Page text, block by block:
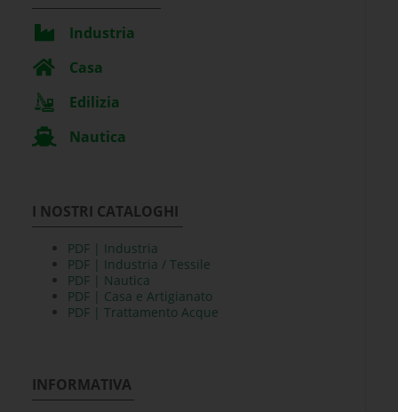
Industria
Casa
Edilizia
Nautica
I NOSTRI CATALOGHI
PDF | Industria
PDF | Industria / Tessile
PDF | Nautica
PDF | Casa e Artigianato
PDF | Trattamento Acque
INFORMATIVA